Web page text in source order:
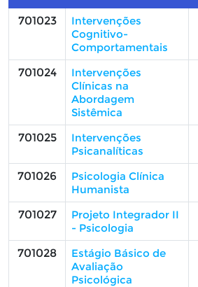
701023
Intervenções
Cognitivo-
Comportamentais
701024
Intervenções
Clínicas na
Abordagem
Sistêmica
701025
Intervenções
Psicanalíticas
701026
Psicologia Clínica
Humanista
701027
Projeto Integrador II
- Psicologia
701028
Estágio Básico de
Avaliação
Psicológica